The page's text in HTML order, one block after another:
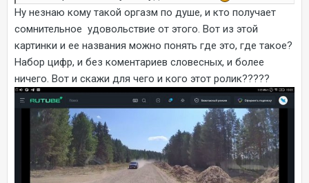
Ну незнаю кому такой оргазм по душе, и кто получает
сомнительное удовольствие от этого. Вот из этой
картинки и ее названия можно понять где это, где такое?
Набор цифр, и без коментариев словесных, и более
ничего. Вот и скажи для чего и кого этот ролик?????